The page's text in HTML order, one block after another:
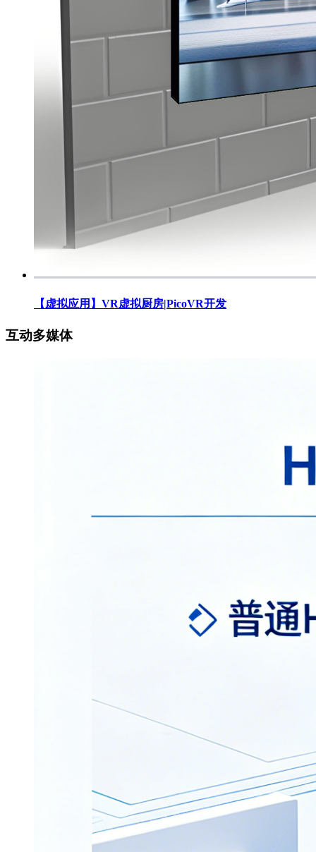
【虚拟应用】VR虚拟厨房|PicoVR开发
互动多媒体